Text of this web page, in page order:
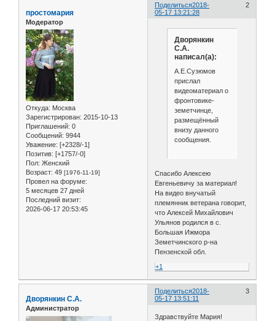
Поделиться 2
2018-
05-17 13:21:28
простомария
Модератор
Откуда: Москва
Зарегистрирован: 2015-10-13
Приглашений: 0
Сообщений: 9944
Уважение: [+2328/-1]
Позитив: [+1757/-0]
Пол: Женский
Возраст: 49 [1976-11-19]
Провел на форуме:
5 месяцев 27 дней
Последний визит:
2026-06-17 20:53:45
Дворянкин
С.А.
написал(а):
А.Е.Сузюмов
прислал
видеоматериал о
фронтовике-
земетчинце,
размещённый
внизу данного
сообщения.
Спасибо Алексею
Евгеньевичу за материал!
На видео внучатый
племянник ветерана говорит,
что Алексей Михайлович
Ульянов родился в с.
Большая Ижмора
Земетчинского р-на
Пензенской обл.
+1
Поделиться 3
2018-
05-17 13:51:11
Дворянкин С.А.
Администратор
Здравствуйте Мария!